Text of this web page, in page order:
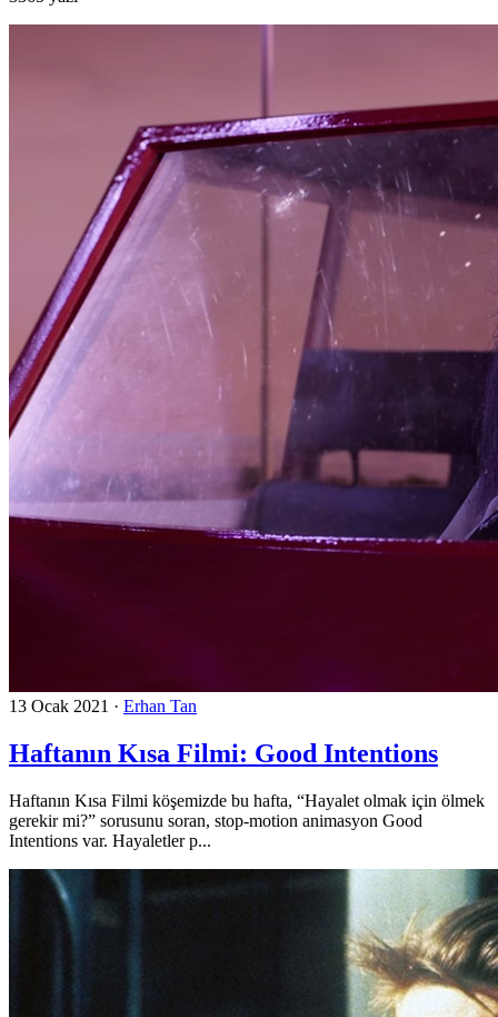
13 Ocak 2021 · Erhan Tan
Haftanın Kısa Filmi: Good Intentions
Haftanın Kısa Filmi köşemizde bu hafta, “Hayalet olmak için ölmek
gerekir mi?” sorusunu soran, stop-motion animasyon Good
Intentions var. Hayaletler p...